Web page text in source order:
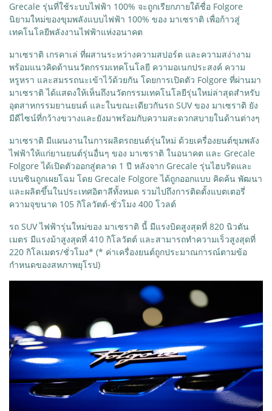
Grecale รุ่นที่ใช้ระบบไฟฟ้า 100% จะถูกเรียกภายใต้ชื่อ Folgore
นิยามใหม่ของขุมพลังแบบไฟฟ้า 100% ของ มาเซราติ เพื่อก้าวสู่
เทคโนโลยีพลังงานไฟฟ้าแห่งอนาคต
มาเซราติ เกรคาเล่ ที่ผสานระหว่างความสปอร์ต และความสง่างาม
พร้อมแนวคิดด้านนวัตกรรมเทคโนโลยี ความอเนกประสงค์ ความ
หรูหรา และสมรรถนะเข้าไว้ด้วยกัน โดยการเปิดตัว Folgore ที่ผ่านมา
มาเซราติ ได้แสดงให้เห็นถึงนวัตกรรมเทคโนโลยีรุ่นใหม่ล่าสุดสำหรับ
อุตสาหกรรมยานยนต์ และในขณะเดียวกันรถ SUV ของ มาเซราติ ยัง
มีดีไซน์ที่กว้างขวางและยังมาพร้อมกับความสะดวกสบายในด้านต่างๆ
มาเซราติ มีแผนงานในการผลิตรถยนต์รุ่นใหม่ ด้วยเครื่องยนต์ขุมพลัง
ไฟฟ้าให้แก่ยานยนต์รุ่นอื่นๆ ของ มาเซราติ ในอนาคต และ Grecale
Folgore ได้เปิดตัวออกสู่ตลาด 1 ปี หลังจาก Grecale รุ่นไฮบริดและ
เบนซินถูกเผยโฉม โดย Grecale Folgore ได้ถูกออกแบบ คิดค้น พัฒนา
และผลิตขึ้นในประเทศอิตาลีทั้งหมด รวมไปถึงการติดตั้งแบตเตอรี่
ความจุขนาด 105 กิโลวัตต์-ชั่วโมง 400 โวลต์
รถ SUV ไฟฟ้ารุ่นใหม่ของ มาเซราติ นี้ มีแรงบิดสูงสุดที่ 820 นิวตัน
เมตร มีแรงม้าสูงสุดที่ 410 กิโลวัตต์ และสามารถทำความเร็วสูงสุดที่
220 กิโลเมตร/ชั่วโมง* (* ค่าเครื่องยนต์ถูกประมาณการณ์ตามข้อ
กำหนดของสหภาพยุโรป)